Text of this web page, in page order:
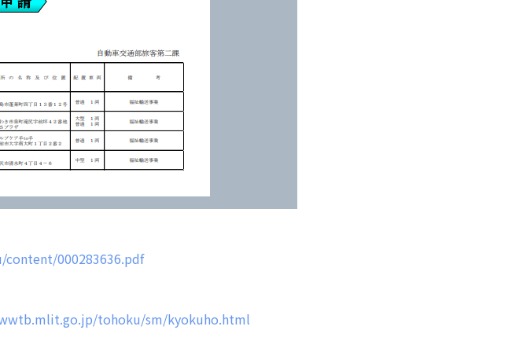
000283636.pdf
tohoku/sm/kyokuho.html